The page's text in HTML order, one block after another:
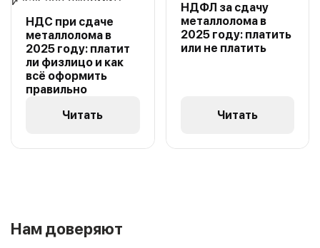
НДС при сдаче
металлолома в
2025 году: платит
ли физлицо и как
всё оформить
правильно
Читать
НДФЛ за сдачу
металлолома в
2025 году: платить
или не платить
Читать
Нам доверяют